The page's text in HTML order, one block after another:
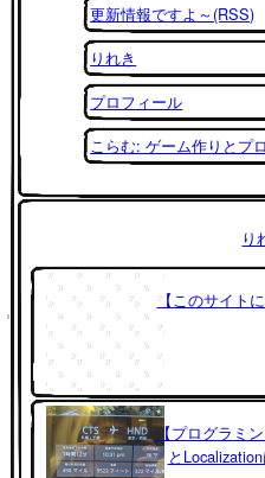
更新情報ですよ～(RSS)
りれき
プロフィール
こらむ: ゲーム作りとプ
り
【このサイト
【プログラミ
と